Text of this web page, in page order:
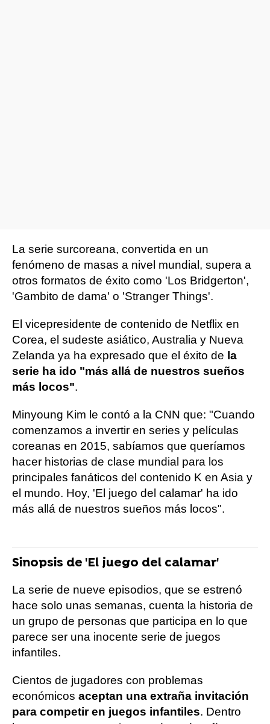
La serie surcoreana, convertida en un
fenómeno de masas a nivel mundial, supera a
otros formatos de éxito como 'Los Bridgerton',
'Gambito de dama' o 'Stranger Things'.
El vicepresidente de contenido de Netflix en
Corea, el sudeste asiático, Australia y Nueva
Zelanda ya ha expresado que el éxito de la
serie ha ido "más allá de nuestros sueños
más locos".
Minyoung Kim le contó a la CNN que: "Cuando
comenzamos a invertir en series y películas
coreanas en 2015, sabíamos que queríamos
hacer historias de clase mundial para los
principales fanáticos del contenido K en Asia y
el mundo. Hoy, 'El juego del calamar' ha ido
más allá de nuestros sueños más locos".
Sinopsis de 'El juego del calamar'
La serie de nueve episodios, que se estrenó
hace solo unas semanas, cuenta la historia de
un grupo de personas que participa en lo que
parece ser una inocente serie de juegos
infantiles.
Cientos de jugadores con problemas
económicos aceptan una extraña invitación
para competir en juegos infantiles. Dentro